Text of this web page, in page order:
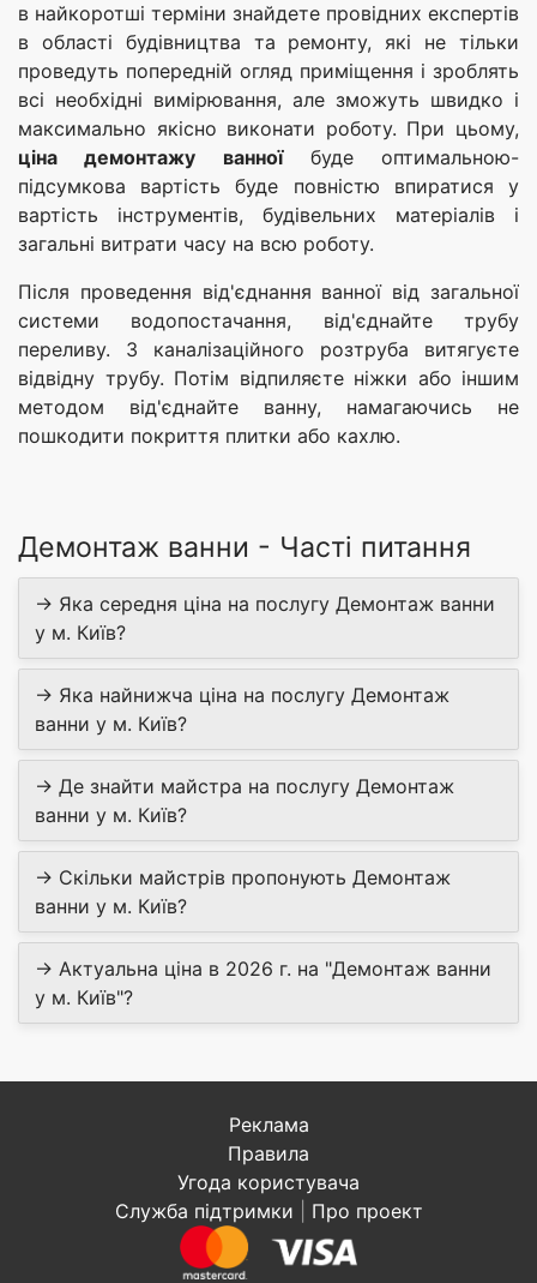
в найкоротші терміни знайдете провідних експертів
в області будівництва та ремонту, які не тільки
проведуть попередній огляд приміщення і зроблять
всі необхідні вимірювання, але зможуть швидко і
максимально якісно виконати роботу. При цьому,
ціна демонтажу ванноїбуде оптимальною-
підсумкова вартість буде повністю впиратися у
вартість інструментів, будівельних матеріалів і
загальні витрати часу на всю роботу.
Після проведення від'єднання ванної від загальної
системи водопостачання, від'єднайте трубу
переливу. З каналізаційного розтруба витягуєте
відвідну трубу. Потім відпиляєте ніжки або іншим
методом від'єднайте ванну, намагаючись не
пошкодити покриття плитки або кахлю.
Демонтаж ванни - Часті питання
→ Яка середня ціна на послугу Демонтаж ванни
у м. Київ?
→ Яка найнижча ціна на послугу Демонтаж
ванни у м. Київ?
→ Де знайти майстра на послугу Демонтаж
ванни у м. Київ?
→ Скільки майстрів пропонують Демонтаж
ванни у м. Київ?
→ Актуальна ціна в 2026 г. на "Демонтаж ванни
у м. Київ"?
Реклама
Правила
Угода користувача
Служба підтримки
Про проект